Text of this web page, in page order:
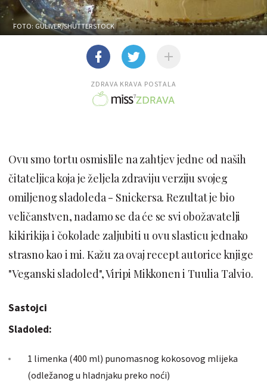
FOTO: GULIVER/SHUTTERSTOCK
ZDRAVA KRAVA POSTALA
Ovu smo tortu osmislile na zahtjev jedne od naših
čitateljica koja je željela zdraviju verziju svojeg
omiljenog sladoleda - Snickersa. Rezultat je bio
veličanstven, nadamo se da će se svi obožavatelji
kikirikija i čokolade zaljubiti u ovu slasticu jednako
strasno kao i mi. Kažu za ovaj recept autorice knjige
"Veganski sladoled", Viripi Mikkonen i Tuulia Talvio.
Sastojci
Sladoled:
1 limenka (400 ml) punomasnog kokosovog mlijeka
(odležanog u hladnjaku preko noći)